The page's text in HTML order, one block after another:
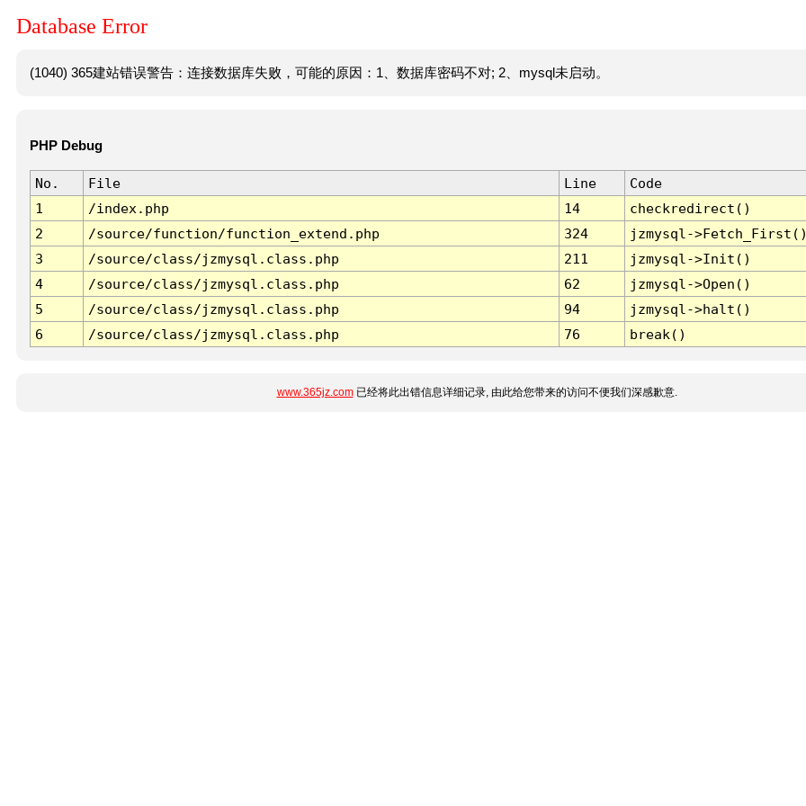
Database Error
(1040) 365建站错误警告：连接数据库失败，可能的原因：1、数据库密码不对; 2、mysql未启动。
PHP Debug
No. File Line
Code
1
/index.php 14
checkredirect()
2
/source/function/function_extend.php 324
jzmysql-
3
/source/class/jzmysql.class.php 211
jzmysql->Init()
4
/source/class/jzmysql.class.php 62
jzmysql->Open()
5
/source/class/jzmysql.class.php 94
jzmysql->halt()
6
/source/class/jzmysql.class.php 76 break()
www.365jz.com已经将此出错信息详细记录, 由此给您带来的访问不便我们深感歉意.